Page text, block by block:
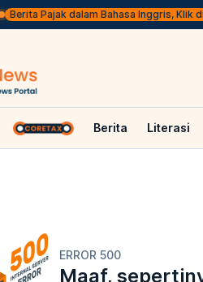
Berita Pajak dalam Bahasa Inggris, Klik di
Berita Literasi
ERROR 500
Maaf,